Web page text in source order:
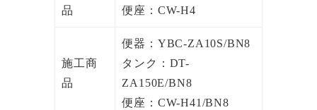
品
便座：CW-H4
施工商
品
便器：YBC-ZA10S/BN8
タンク：DT-
ZA150E/BN8
便座：CW-H41/BN8